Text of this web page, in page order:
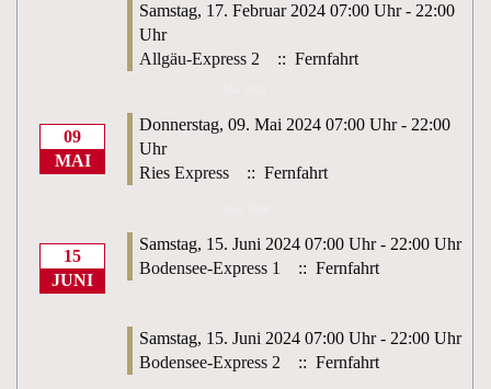
Samstag, 17. Februar 2024 07:00 Uhr - 22:00
Uhr
Allgäu-Express 2
:: Fernfahrt
09
MAI
Donnerstag, 09. Mai 2024 07:00 Uhr - 22:00
Uhr
Ries Express
:: Fernfahrt
15
JUNI
Samstag, 15. Juni 2024 07:00 Uhr - 22:00 Uhr
Bodensee-Express 1
:: Fernfahrt
Samstag, 15. Juni 2024 07:00 Uhr - 22:00 Uhr
Bodensee-Express 2
:: Fernfahrt